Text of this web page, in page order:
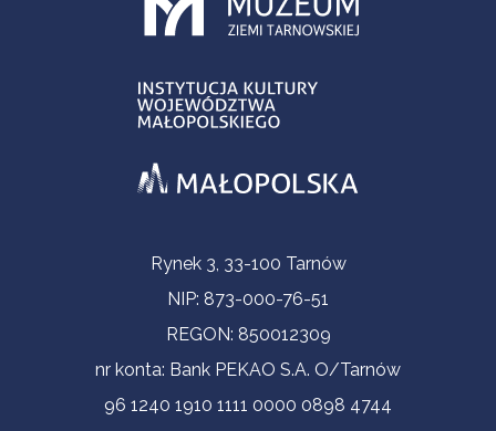
Informacje kontaktoweRynek 3, 33-100 Tarnów
NIP: 873-000-76-51
REGON: 850012309
nr konta: Bank PEKAO S.A. O/Tarnów
96 1240 1910 1111 0000 0898 4744